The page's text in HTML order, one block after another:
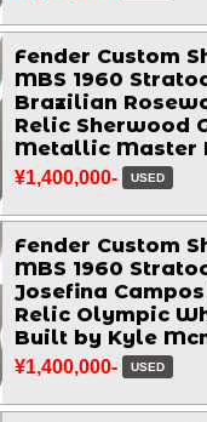
Fender Custom
MBS 1960
Brazilian
Relic Sherwood
Metallic Master
Chris Fleming
¥1,400,000- USED
Fender Custom
MBS 1960
Josefina Campos
Relic Olympic
Built by Kyle
¥1,400,000- USED